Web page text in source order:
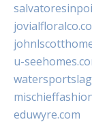
u-
eduwyre.com